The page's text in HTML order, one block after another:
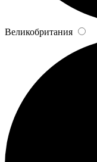
Великобритания